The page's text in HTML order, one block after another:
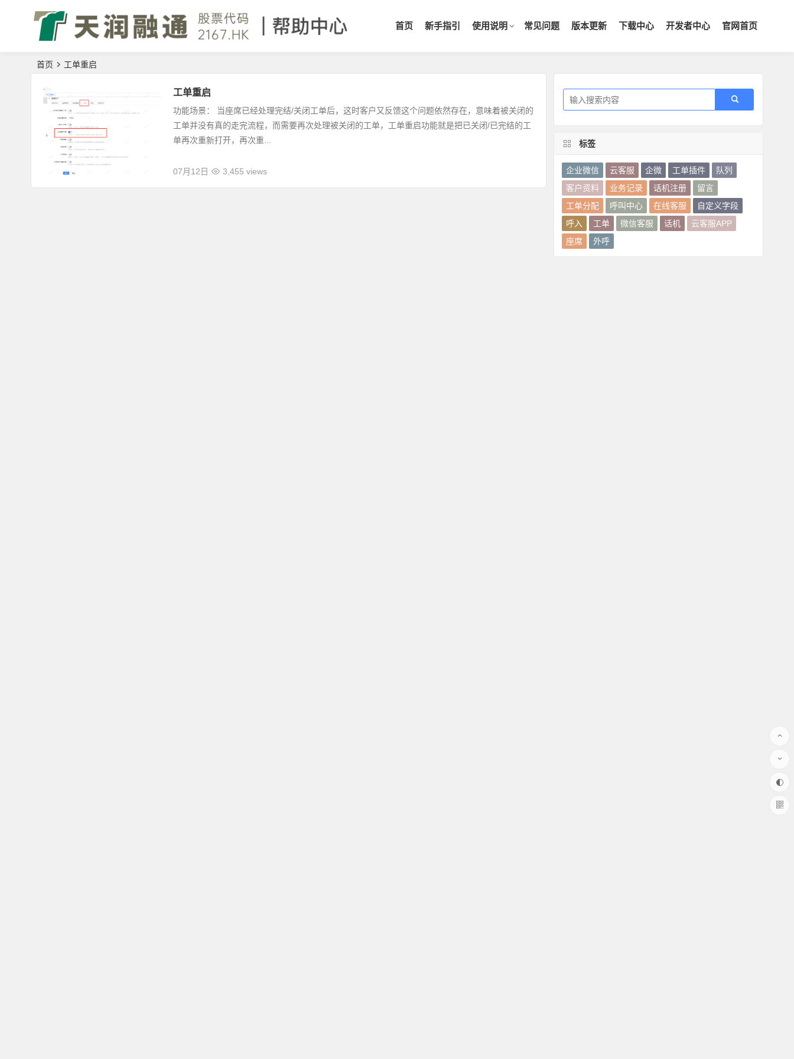
首页 新手指引 使用说明 常见问题 版本更新 下载中心 开发者中心 官网首页
首页 工单重启
工单重启
功能场景： 当座席已经处理完结/关闭工单后，这时客户又反馈这个问题依然存在，意味着被关闭的
工单并没有真的走完流程，而需要再次处理被关闭的工单，工单重启功能就是把已关闭/已完结的工
单再次重新打开，再次重...
07月12日 3,455 views
标签
企业微信 云客服 企微 工单插件
队列
客户资料
业务记录 话机注册
留言
工单分配
呼叫中心 在线客服
自定义字段
呼入
工单 微信客服 话机
云客服APP
座席
外呼